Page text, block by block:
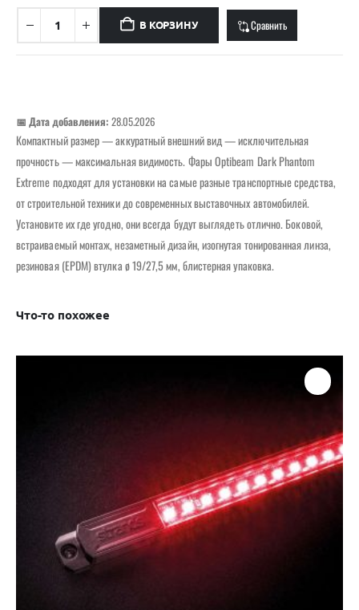
В КОРЗИНУ Сравнить
📅 Дата добавления: 28.05.2026
Компактный размер — аккуратный внешний вид — исключительная
прочность — максимальная видимость. Фары Optibeam Dark Phantom
Extreme подходят для установки на самые разные транспортные средства,
от строительной техники до современных выставочных автомобилей.
Установите их где угодно, они всегда будут выглядеть отлично. Боковой,
встраиваемый монтаж, незаметный дизайн, изогнутая тонированная линза,
резиновая (EPDM) втулка ø 19/27,5 мм, блистерная упаковка.
Что-то похожее